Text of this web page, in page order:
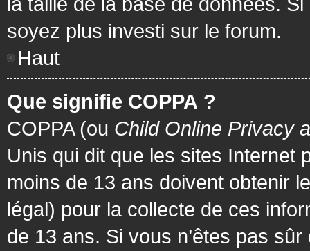
soyez plus investi sur le forum.
Haut
Que signifie COPPA ?
COPPA (ou Child Online Privacy
Unis qui dit que les sites Internet
moins de 13 ans doivent obtenir
légal) pour la collecte de ces
de 13 ans. Si vous n’êtes pas